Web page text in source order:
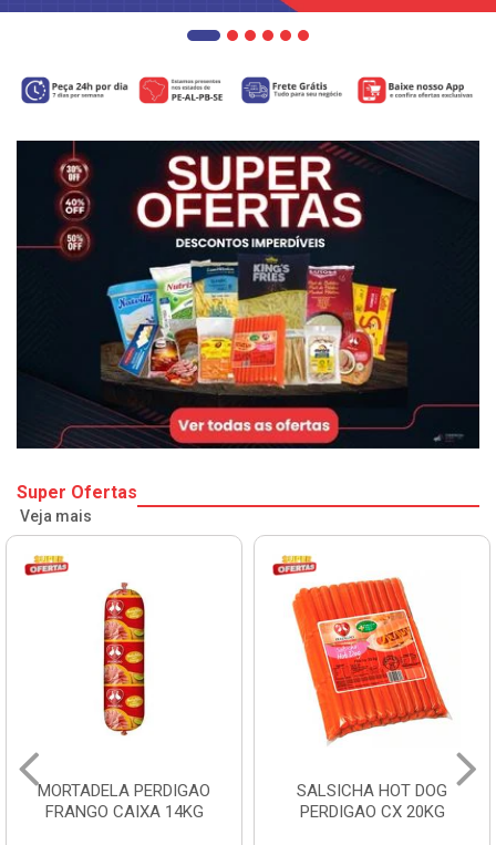
Super Ofertas
Veja mais
MORTADELA PERDIGAO
FRANGO CAIXA 14KG
SALSICHA HOT DOG
PERDIGAO CX 20KG